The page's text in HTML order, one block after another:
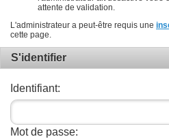
attente de validation.
L'administrateur a peut-être requis une
cette page.
S'identifier
Identifiant:
Mot de passe: